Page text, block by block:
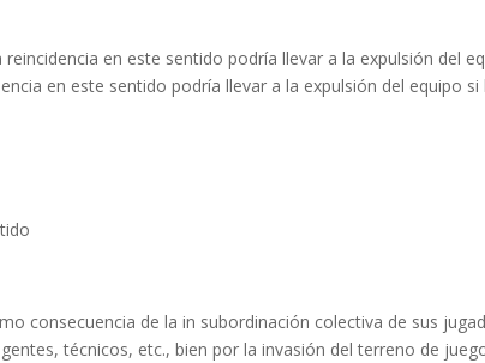
en este sentido podría llevar a la expulsión del
en este sentido podría llevar a la expulsión del equipo
consecuencia de la in subordinación colectiva de sus
técnicos, etc., bien por la invasión del terreno de